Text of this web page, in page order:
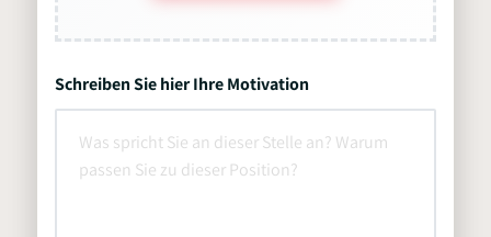
Schreiben Sie hier Ihre Motivation